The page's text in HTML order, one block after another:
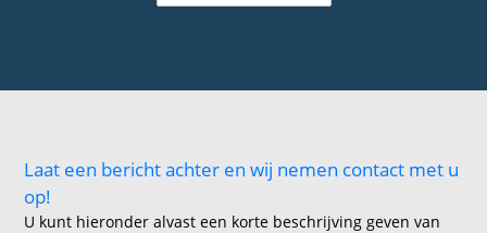
Laat een bericht achter en wij nemen contact met u
op!
U kunt hieronder alvast een korte beschrijving geven van